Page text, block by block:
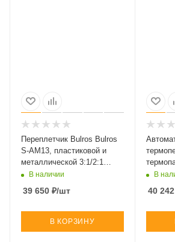
Переплетчик Bulros Bulros
S-AM13, пластиковой и
металлической 3:1/2:1
пружиной (арт. BB-D-UnB-
В наличии
39 650 ₽/шт
В КОРЗИНУ
BT-D-
В
40 242